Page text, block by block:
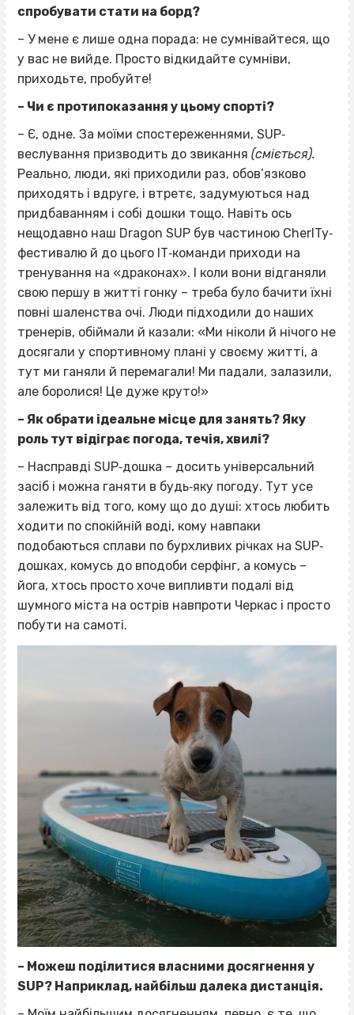
спробувати стати на борд?
– У мене є лише одна порада: не сумнівайтеся, що
у вас не вийде. Просто відкидайте сумніви,
приходьте, пробуйте!
– Чи є протипоказання у цьому спорті?
– Є, одне. За моїми спостереженнями, SUP‐
веслування призводить до звикання (сміється).
Реально, люди, які приходили раз, обов’язково
приходять і вдруге, і втретє, задумуються над
придбаванням і собі дошки тощо. Навіть ось
нещодавно наш Dragon SUP був частиною CherITy‐
фестивалю й до цього ІТ‐команди приходи на
тренування на «драконах». І коли вони відганяли
свою першу в житті гонку – треба було бачити їхні
повні шаленства очі. Люди підходили до наших
тренерів, обіймали й казали: «Ми ніколи й нічого не
досягали у спортивному плані у своєму житті, а
тут ми ганяли й перемагали! Ми падали, залазили,
але боролися! Це дуже круто!»
– Як обрати ідеальне місце для занять? Яку
роль тут відіграє погода, течія, хвилі?
– Насправді SUP‐дошка – досить універсальний
засіб і можна ганяти в будь‐яку погоду. Тут усе
залежить від того, кому що до душі: хтось любить
ходити по спокійній воді, кому навпаки
подобаються сплави по бурхливих річках на SUP‐
дошках, комусь до вподоби серфінг, а комусь –
йога, хтось просто хоче випливти подалі від
шумного міста на острів навпроти Черкас і просто
побути на самоті.
– Можеш поділитися власними досягнення у
SUP? Наприклад, найбільш далека дистанція.